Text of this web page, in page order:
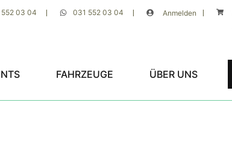
03 04 031 552 03 04 Anmelden
FAHRZEUGE ÜBER UNS